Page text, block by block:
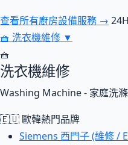
查看所有廚房設備服務 →
🧺 洗衣機維修 ▼
🧺
洗衣機維修
Washing Machine - 家庭洗
🇪🇺 歐韓熱門品牌
Siemens 西門子 (維修 /